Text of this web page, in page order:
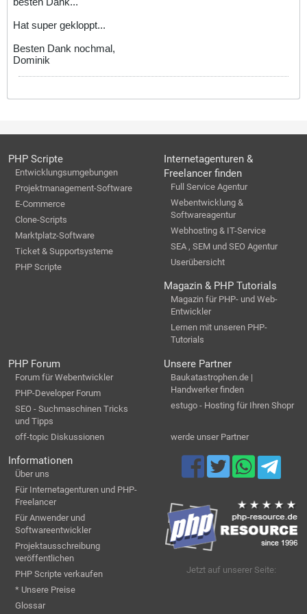
Hat super gekloppt...
Besten Dank nochmal,
Dominik
PHP Scripte
Entwicklungsumgebungen
Projektmanagement-Software
E-Commerce
Clone-Scripts
Marktplatz-Software
Ticket & Supportsysteme
PHP Scripte
Internetagenturen &
Freelancer finden
Full Service Agentur
Webentwicklung &
Softwareagentur
Webhosting & IT-Service
SEA , SEM und SEO Agentur
Userübersicht
Magazin & PHP Tutorials
Magazin für PHP- und Web-
Entwickler
Lernen mit unseren PHP-
Tutorials
PHP Forum
Forum für Webentwickler
PHP-Developer Forum
SEO - Suchmaschinen Tricks
und Tipps
off-topic Diskussionen
Unsere Partner
Baukatastrophen.de |
Handwerker finden
estugo - Hosting für Ihren Shopr
werde unser Partner
Informationen
Über uns
Für Internetagenturen und PHP-
Freelancer
Für Anwender und
Softwareentwickler
Projektausschreibung
veröffentlichen
PHP Scripte verkaufen
* Unsere Preise
Glossar
Jetzt auf unserer Seite: